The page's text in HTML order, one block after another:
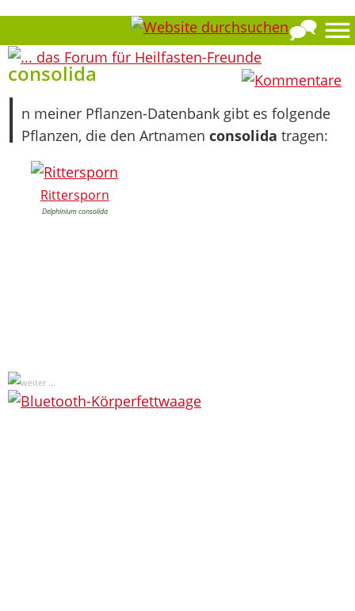
consolida
I n meiner Pflanzen-Datenbank gibt es folgende
Pflanzen, die den Artnamen consolida tragen:
Rittersporn
Delphinium consolida